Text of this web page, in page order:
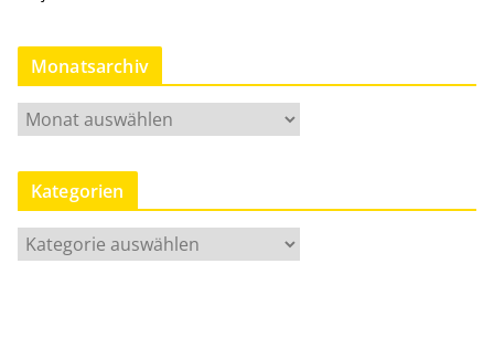
Monatsarchiv
M
o
n
t
Kategorien
a